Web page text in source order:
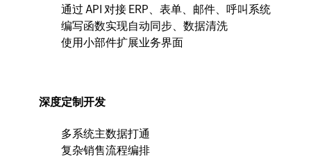
通过 API 对接 ERP、表单、邮件、呼叫系统
编写函数实现自动同步、数据清洗
使用小部件扩展业务界面
深度定制开发
多系统主数据打通
复杂销售流程编排